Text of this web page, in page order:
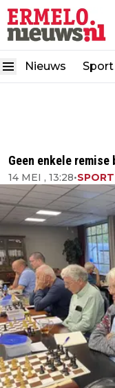
Nieuws Sport
Geen enkele
14 MEI , 13:28•SPORT